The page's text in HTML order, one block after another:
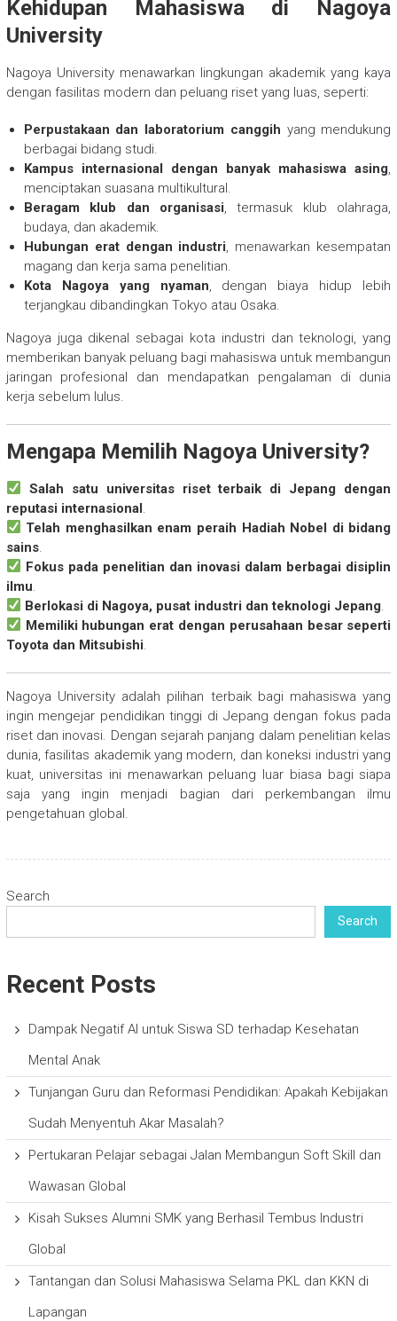
Kehidupan Mahasiswa di Nagoya
University
Nagoya University menawarkan lingkungan akademik yang kaya
dengan fasilitas modern dan peluang riset yang luas, seperti:
Perpustakaan dan laboratorium canggih yang mendukung
berbagai bidang studi.
Kampus internasional dengan banyak mahasiswa asing,
menciptakan suasana multikultural.
Beragam klub dan organisasi, termasuk klub olahraga,
budaya, dan akademik.
Hubungan erat dengan industri, menawarkan kesempatan
magang dan kerja sama penelitian.
Kota Nagoya yang nyaman, dengan biaya hidup lebih
terjangkau dibandingkan Tokyo atau Osaka.
Nagoya juga dikenal sebagai kota industri dan teknologi, yang
memberikan banyak peluang bagi mahasiswa untuk membangun
jaringan profesional dan mendapatkan pengalaman di dunia
kerja sebelum lulus.
Mengapa Memilih Nagoya University?
Salah satu universitas riset terbaik di Jepang dengan
reputasi internasional.
Telah menghasilkan enam peraih Hadiah Nobel di bidang
sains.
Fokus pada penelitian dan inovasi dalam berbagai disiplin
ilmu.
Berlokasi di Nagoya, pusat industri dan teknologi Jepang.
Memiliki hubungan erat dengan perusahaan besar seperti
Toyota dan Mitsubishi.
Nagoya University adalah pilihan terbaik bagi mahasiswa yang
ingin mengejar pendidikan tinggi di Jepang dengan fokus pada
riset dan inovasi. Dengan sejarah panjang dalam penelitian kelas
dunia, fasilitas akademik yang modern, dan koneksi industri yang
kuat, universitas ini menawarkan peluang luar biasa bagi siapa
saja yang ingin menjadi bagian dari perkembangan ilmu
pengetahuan global.
Search
Search
Recent Posts
Dampak Negatif AI untuk Siswa SD terhadap Kesehatan
Mental Anak
Tunjangan Guru dan Reformasi Pendidikan: Apakah Kebijakan
Sudah Menyentuh Akar Masalah?
Pertukaran Pelajar sebagai Jalan Membangun Soft Skill dan
Wawasan Global
Kisah Sukses Alumni SMK yang Berhasil Tembus Industri
Global
Tantangan dan Solusi Mahasiswa Selama PKL dan KKN di
Lapangan